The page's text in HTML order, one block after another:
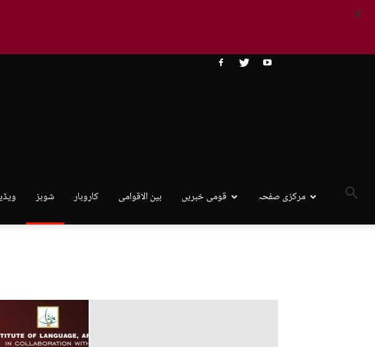
شوبز کاروبار بین الاقوامی قومی خبریں مرکزی صفحہ
X